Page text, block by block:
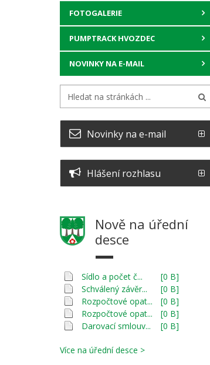
FOTOGALERIE
PUMPTRACK HVOZDEC
NOVINKY NA E-MAIL
Novinky na e-mail
Hlášení rozhlasu
Nově na úřední
desce
Sídlo a počet č...
[0 B]
Schválený závěr...
[0 B]
Rozpočtové opat...
[0 B]
Rozpočtové opat...
[0 B]
Darovací smlouv...
[0 B]
Více na úřední desce >